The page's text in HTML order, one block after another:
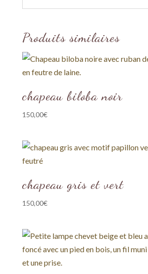
Produits similaires
chapeau biloba noir
150,00€
chapeau gris et vert
150,00€